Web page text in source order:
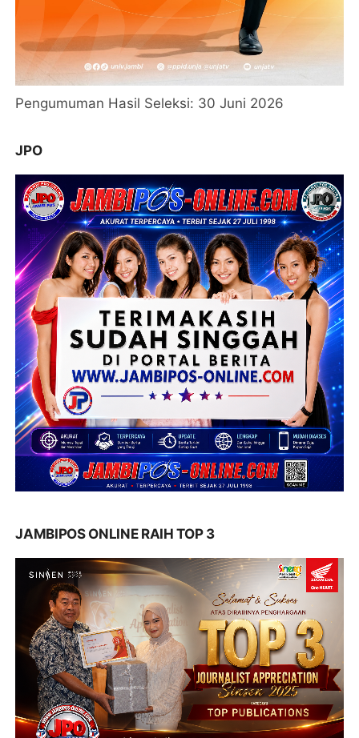
Pengumuman Hasil Seleksi: 30 Juni 2026
JPO
JAMBIPOS ONLINE RAIH TOP 3